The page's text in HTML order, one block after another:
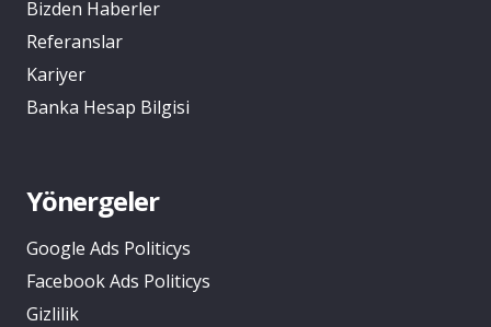
Bizden Haberler
Referanslar
Kariyer
Banka Hesap Bilgisi
Yönergeler
Google Ads Politicys
Facebook Ads Politicys
Gizlilik